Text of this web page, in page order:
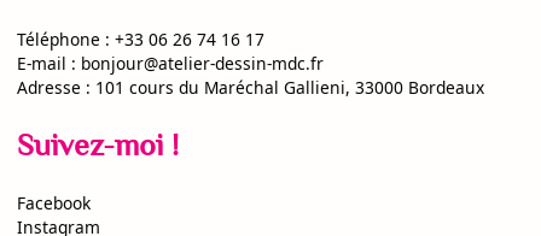
Téléphone : +33 06 26 74 16 17
E-mail : bonjour@atelier-dessin-mdc.fr
Adresse : 101 cours du Maréchal Gallieni, 33000 Bordeaux
Suivez-moi !
Facebook
Instagram